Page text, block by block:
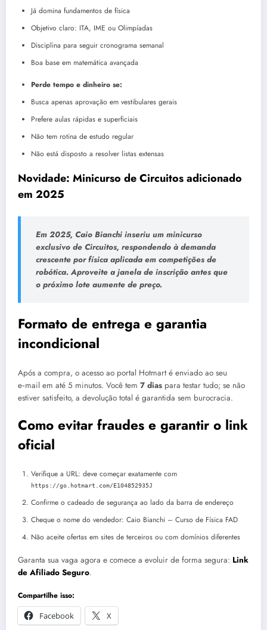
Já domina fundamentos de física
Objetivo claro: ITA, IME ou Olimpíadas
Disciplina para seguir cronograma semanal
Boa base em matemática avançada
Perde tempo e dinheiro se:
Busca apenas aprovação em vestibulares gerais
Prefere aulas rápidas e superficiais
Não tem rotina de estudo regular
Não está disposto a resolver listas extensas
Novidade: Minicurso de Circuitos adicionado
em 2025
Em 2025, Caio Bianchi inseriu um minicurso
exclusivo de Circuitos, respondendo à demanda
crescente por física aplicada em competições de
robótica. Aproveite a janela de inscrição antes que
o próximo lote aumente de preço.
Formato de entrega e garantia
incondicional
Após a compra, o acesso ao portal Hotmart é enviado ao seu
e‑mail em até 5 minutos. Você tem 7 dias para testar tudo; se não
estiver satisfeito, a devolução total é garantida sem burocracia.
Como evitar fraudes e garantir o link
oficial
Verifique a URL: deve começar exatamente com
https://go.hotmart.com/E104852935J
Confirme o cadeado de segurança ao lado da barra de endereço
Cheque o nome do vendedor: Caio Bianchi – Curso de Física FAD
Não aceite ofertas em sites de terceiros ou com domínios diferentes
Garanta sua vaga agora e comece a evoluir de forma segura: Link
de Afiliado Seguro.
Compartilhe isso:
Facebook
X